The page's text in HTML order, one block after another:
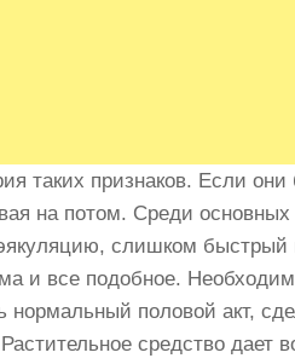
таких признаков. Если
на потом. Среди
слишком быстрый
и все подобное.
нормальный половой акт,
средство дает